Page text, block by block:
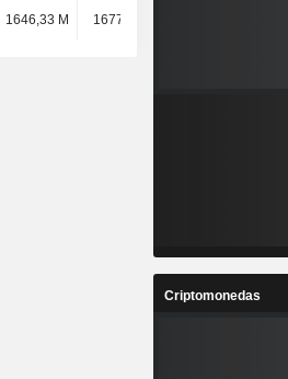
1646,33 M 1677,52 M
Criptomonedas